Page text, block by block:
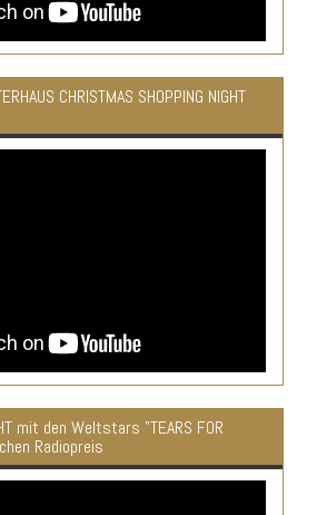
CHRISTMAS SHOPPING NIGHT
mit den Weltstars "TEARS FOR
Radiopreis